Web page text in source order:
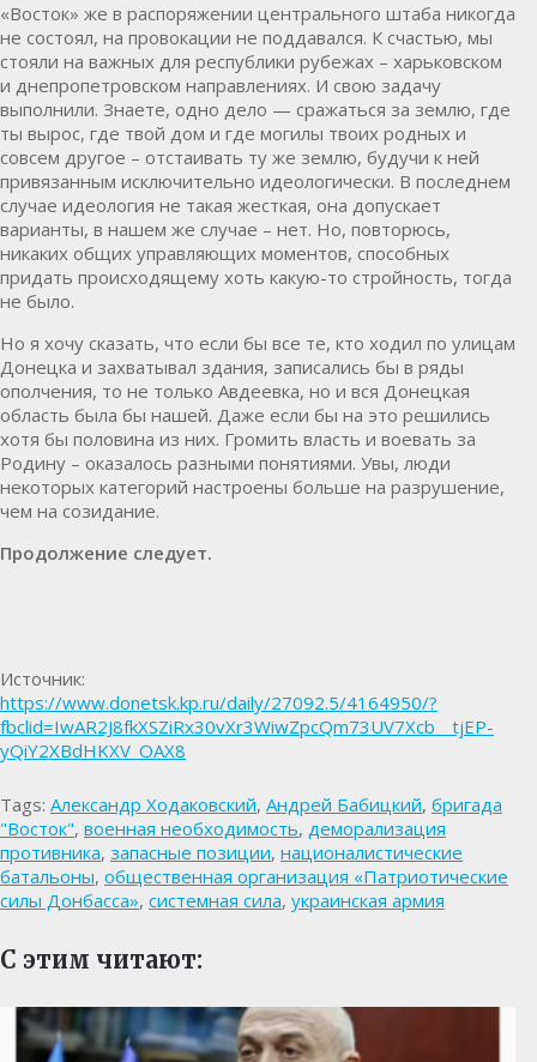
«Восток» же в распоряжении центрального штаба никогда
не состоял, на провокации не поддавался. К счастью, мы
стояли на важных для республики рубежах – харьковском
и днепропетровском направлениях. И свою задачу
выполнили. Знаете, одно дело — сражаться за землю, где
ты вырос, где твой дом и где могилы твоих родных и
совсем другое – отстаивать ту же землю, будучи к ней
привязанным исключительно идеологически. В последнем
случае идеология не такая жесткая, она допускает
варианты, в нашем же случае – нет. Но, повторюсь,
никаких общих управляющих моментов, способных
придать происходящему хоть какую-то стройность, тогда
не было.
Но я хочу сказать, что если бы все те, кто ходил по улицам
Донецка и захватывал здания, записались бы в ряды
ополчения, то не только Авдеевка, но и вся Донецкая
область была бы нашей. Даже если бы на это решились
хотя бы половина из них. Громить власть и воевать за
Родину – оказалось разными понятиями. Увы, люди
некоторых категорий настроены больше на разрушение,
чем на созидание.
Продолжение следует.
Источник:
https://www.donetsk.kp.ru/daily/27092.5/4164950/?
fbclid=IwAR2J8fkXSZiRx30vXr3WiwZpcQm73UV7Xcb__tjEP-
yQiY2XBdHKXV_OAX8
Tags: Александр Ходаковский, Андрей Бабицкий, бригада
"Восток", военная необходимость, деморализация
противника, запасные позиции, националистические
батальоны, общественная организация «Патриотические
силы Донбасса», системная сила, украинская армия
С этим читают: